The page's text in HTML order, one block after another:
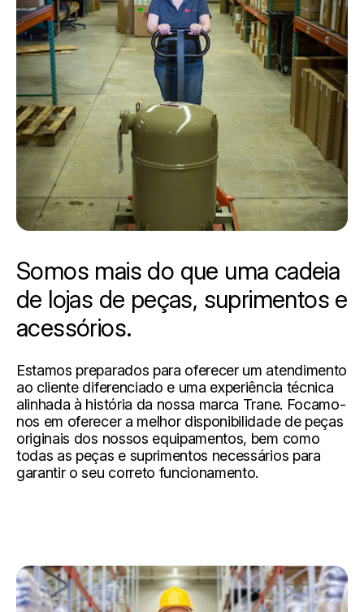
Somos mais do que uma cadeia
de lojas de peças, suprimentos e
acessórios.
Estamos preparados para oferecer um atendimento
ao cliente diferenciado e uma experiência técnica
alinhada à história da nossa marca Trane. Focamo-
nos em oferecer a melhor disponibilidade de peças
originais dos nossos equipamentos, bem como
todas as peças e suprimentos necessários para
garantir o seu correto funcionamento.